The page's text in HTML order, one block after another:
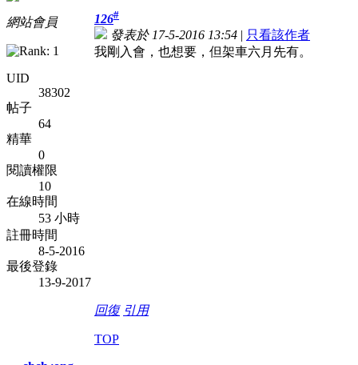
網站會員
UID
38302
帖子
64
精華
0
閱讀權限
10
在線時間
53 小時
註冊時間
8-5-2016
最後登錄
13-9-2017
126#
發表於 17-5-2016 13:54 | 只看該作者
我剛入會，也想要，但架車六月先有。
回復 引用
TOP